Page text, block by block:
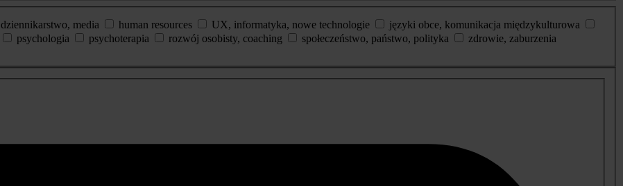
dziennikarstwo, media human resources UX, informatyka, nowe technologie
języki obce, komunikacja międzykulturowa
psychologia psychoterapia rozwój osobisty, coaching społeczeństwo, państwo, polityka
zdrowie, zaburzenia